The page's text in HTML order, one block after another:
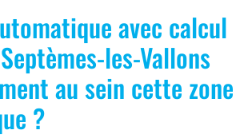
avec calcul
les-Vallons
au sein cette zone
?